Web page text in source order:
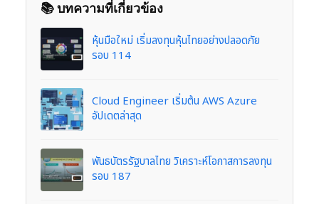
📚 บทความที่เกี่ยวข้อง
หุ้นมือใหม่ เริ่มลงทุนหุ้นไทยอย่างปลอดภัย
รอบ 114
Cloud Engineer เริ่มต้น AWS Azure
อัปเดตล่าสุด
พันธบัตรรัฐบาลไทย วิเคราะห์โอกาสการลงทุน
รอบ 187